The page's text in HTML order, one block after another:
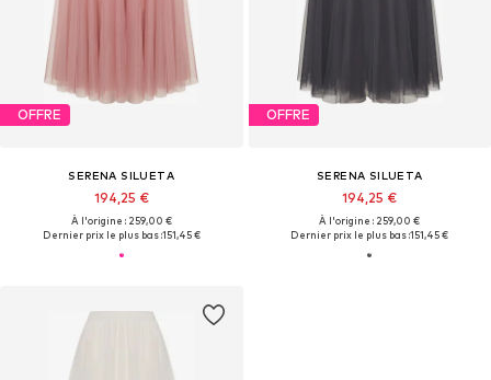
OFFRE
SERENA SILUETA
194,25 €
À l'origine : 259,00 €
Dernier prix le plus bas :151,45 €
OFFRE
SERENA SILUETA
194,25 €
À l'origine : 259,00 €
Dernier prix le plus bas :151,45 €